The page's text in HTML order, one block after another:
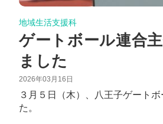
地域生活支援科
ゲートボール連合
ました
2026年03月16日
３月５日（木）、八王子ゲート
た。